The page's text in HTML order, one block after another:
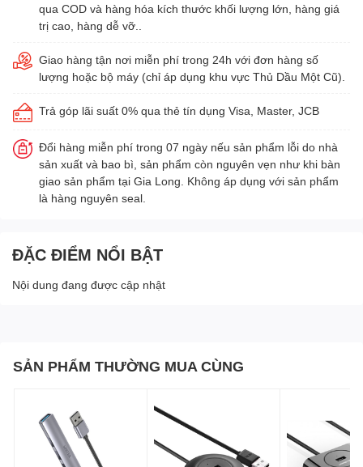
qua COD và hàng hóa kích thước khối lượng lớn, hàng giá
trị cao, hàng dễ vỡ..
Giao hàng tận nơi miễn phí trong 24h với đơn hàng số
lượng hoặc bộ máy (chỉ áp dụng khu vực Thủ Dầu Một Cũ).
Trả góp lãi suất 0% qua thẻ tín dụng Visa, Master, JCB
Đổi hàng miễn phí trong 07 ngày nếu sản phẩm lỗi do nhà
sản xuất và bao bì, sản phẩm còn nguyên vẹn như khi bàn
giao sản phẩm tại Gia Long. Không áp dụng với sản phẩm
là hàng nguyên seal.
ĐẶC ĐIỂM NỔI BẬT
Nội dung đang được cập nhật
SẢN PHẨM THƯỜNG MUA CÙNG